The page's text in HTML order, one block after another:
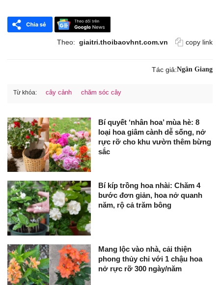
Theo: giaitri.thoibaovhnt.com.vn copy link
Tác giả:Ngân Giang
Từ khóa: cây cảnh chăm sóc cây
Bí quyết ‘nhân hoa’ mùa hè: 8
loại hoa giâm cành dễ sống, nở
rực rỡ cho khu vườn thêm bừng
sắc
Bí kíp trồng hoa nhài: Chăm 4
bước đơn giản, hoa nở quanh
năm, rộ cả trăm bông
Mang lộc vào nhà, cải thiện
phong thủy chỉ với 1 chậu hoa
nở rực rỡ 300 ngày/năm